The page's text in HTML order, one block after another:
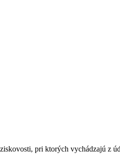
pri ktorých vychádzajú z